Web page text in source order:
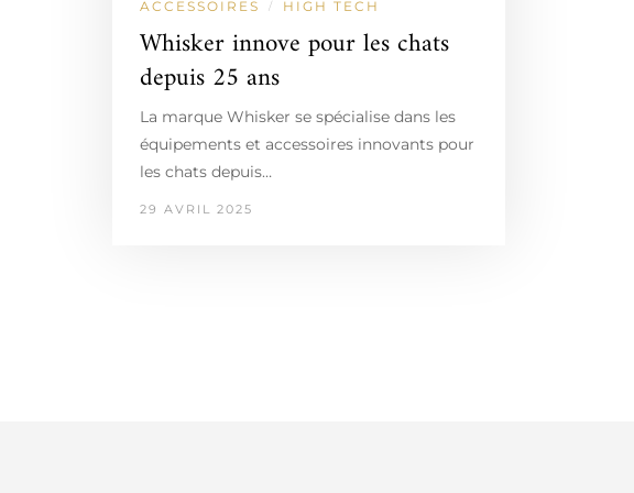
ACCESSOIRES / HIGH TECH
Whisker innove pour les chats
depuis 25 ans
La marque Whisker se spécialise dans les
équipements et accessoires innovants pour
les chats depuis…
29 AVRIL 2025